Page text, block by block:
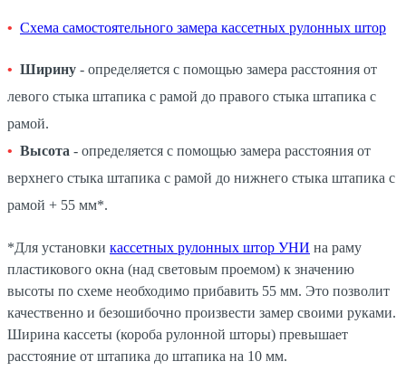
Схема самостоятельного замера кассетных рулонных штор
Ширину - определяется с помощью замера расстояния от
левого стыка штапика с рамой до правого стыка штапика с
рамой.
Высота - определяется с помощью замера расстояния от
верхнего стыка штапика с рамой до нижнего стыка штапика с
рамой + 55 мм*.
*Для установки кассетных рулонных штор УНИ на раму
пластикового окна (над световым проемом) к значению
высоты по схеме необходимо прибавить 55 мм. Это позволит
качественно и безошибочно произвести замер своими руками.
Ширина кассеты (короба рулонной шторы) превышает
расстояние от штапика до штапика на 10 мм.